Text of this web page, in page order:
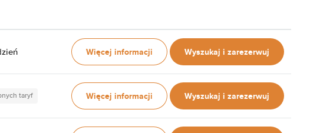
Więcej informacji Wyszukaj i zarezerwuj
taryf Więcej informacji Wyszukaj i zarezerwuj